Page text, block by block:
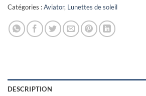
Catégories :Aviator, Lunettes de soleil
DESCRIPTION